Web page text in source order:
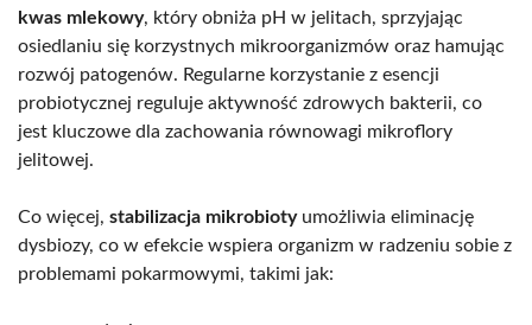
kwas mlekowy, który obniża pH w jelitach, sprzyjając
osiedlaniu się korzystnych mikroorganizmów oraz hamując
rozwój patogenów. Regularne korzystanie z esencji
probiotycznej reguluje aktywność zdrowych bakterii, co
jest kluczowe dla zachowania równowagi mikroflory
jelitowej.
Co więcej, stabilizacja mikrobiotyumożliwia eliminację
dysbiozy, co w efekcie wspiera organizm w radzeniu sobie z
problemami pokarmowymi, takimi jak: